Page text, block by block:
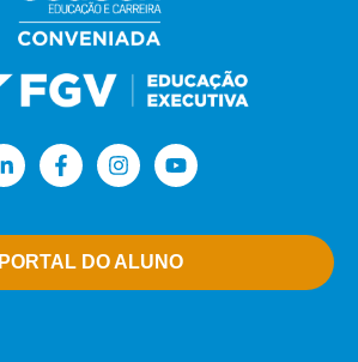
PORTAL DO ALUNO